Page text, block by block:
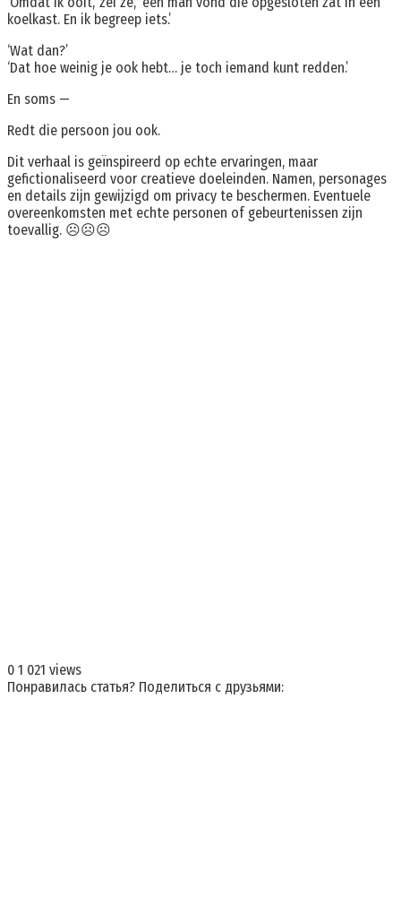
koelkast. En ik begreep iets.’
‘Wat dan?’
‘Dat hoe weinig je ook hebt… je toch iemand kunt redden.’
En soms —
Redt die persoon jou ook.
Dit verhaal is geïnspireerd op echte ervaringen, maar
gefictionaliseerd voor creatieve doeleinden. Namen, personages
en details zijn gewijzigd om privacy te beschermen. Eventuele
overeenkomsten met echte personen of gebeurtenissen zijn
toevallig. ☹️☹️☹️
0 1 021 views
Понравилась статья? Поделиться с друзьями: